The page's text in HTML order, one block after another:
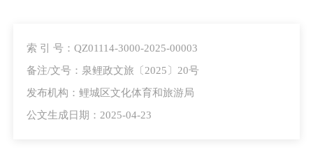
索 引 号：QZ01114-3000-2025-00003
备注/文号：泉鲤政文旅〔2025〕20号
发布机构：鲤城区文化体育和旅游局
公文生成日期：2025-04-23